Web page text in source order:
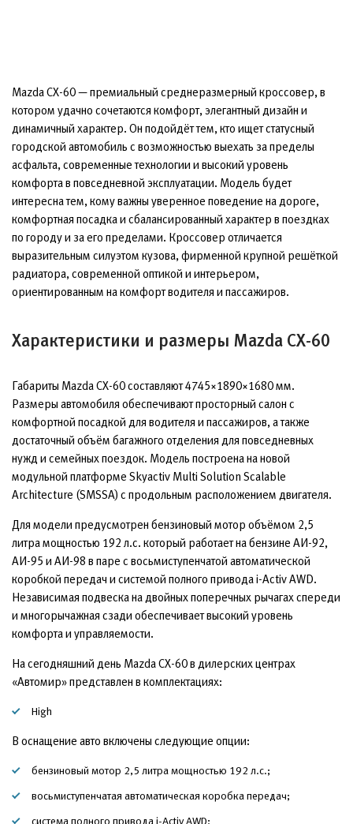
Mazda CX-60 — премиальный среднеразмерный кроссовер, в
котором удачно сочетаются комфорт, элегантный дизайн и
динамичный характер. Он подойдёт тем, кто ищет статусный
городской автомобиль с возможностью выехать за пределы
асфальта, современные технологии и высокий уровень
комфорта в повседневной эксплуатации. Модель будет
интересна тем, кому важны уверенное поведение на дороге,
комфортная посадка и сбалансированный характер в поездках
по городу и за его пределами. Кроссовер отличается
выразительным силуэтом кузова, фирменной крупной решёткой
радиатора, современной оптикой и интерьером,
ориентированным на комфорт водителя и пассажиров.
Характеристики и размеры Mazda CX-60
Габариты Mazda CX-60 составляют 4745×1890×1680 мм.
Размеры автомобиля обеспечивают просторный салон с
комфортной посадкой для водителя и пассажиров, а также
достаточный объём багажного отделения для повседневных
нужд и семейных поездок. Модель построена на новой
модульной платформе Skyactiv Multi Solution Scalable
Architecture (SMSSA) с продольным расположением двигателя.
Для модели предусмотрен бензиновый мотор объёмом 2,5
литра мощностью 192 л.с. который работает на бензине АИ-92,
АИ-95 и АИ-98 в паре с восьмиступенчатой автоматической
коробкой передач и системой полного привода i-Activ AWD.
Независимая подвеска на двойных поперечных рычагах спереди
и многорычажная сзади обеспечивает высокий уровень
комфорта и управляемости.
На сегодняшний день Mazda CX-60 в дилерских центрах
«Автомир» представлен в комплектациях:
High
В оснащение авто включены следующие опции:
бензиновый мотор 2,5 литра мощностью 192 л.с.;
восьмиступенчатая автоматическая коробка передач;
система полного привода i-Activ AWD;